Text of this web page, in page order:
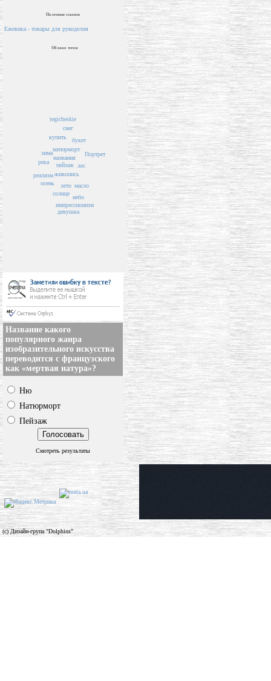
Полезные ссылки
Ежевика - товары для рукоделия
Облако тегов
пейзаж
названия
живопись
лето
натюрморт
купить
солнце
лес
зима
осень
букет
масло
река
снег
tegicheskie
реализм
небо
импрессионизм
Портрет
девушка
Название какого
популярного жанра
изобразительного искусства
переводится с французского
как «мертвая натура»?
Ню
Натюрморт
Пейзаж
Смотреть результаты
(c) Дизайн-група "Dolphins"